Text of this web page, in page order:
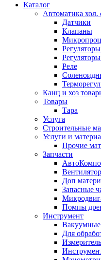
Каталог
Автоматика хол.
Датчики
Клапаны
Реле
Канц и хоз
Товары
Тара
Услуга
Строительные
Услуги и
Прочие
Запчасти
Доп
Запасные
Помпы
Инструмент
Для